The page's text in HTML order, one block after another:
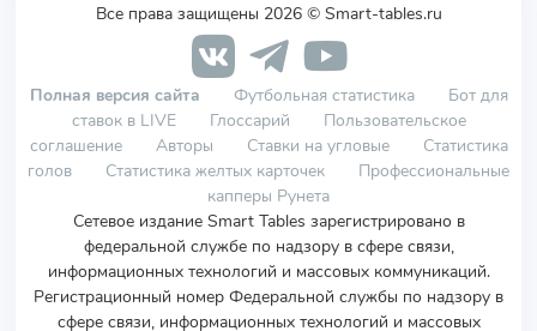
Все права защищены 2026 © Smart-tables.ru
Полная версия сайта Футбольная статистика
Бот для
ставок в LIVE
Глоссарий
Пользовательское
соглашение
Авторы Ставки на угловые
Статистика
голов
Статистика желтых карточек
Профессиональные
капперы Рунета
Сетевое издание Smart Tables зарегистрировано в
федеральной службе по надзору в сфере связи,
информационных технологий и массовых коммуникаций.
Регистрационный номер Федеральной службы по надзору в
сфере связи, информационных технологий и массовых